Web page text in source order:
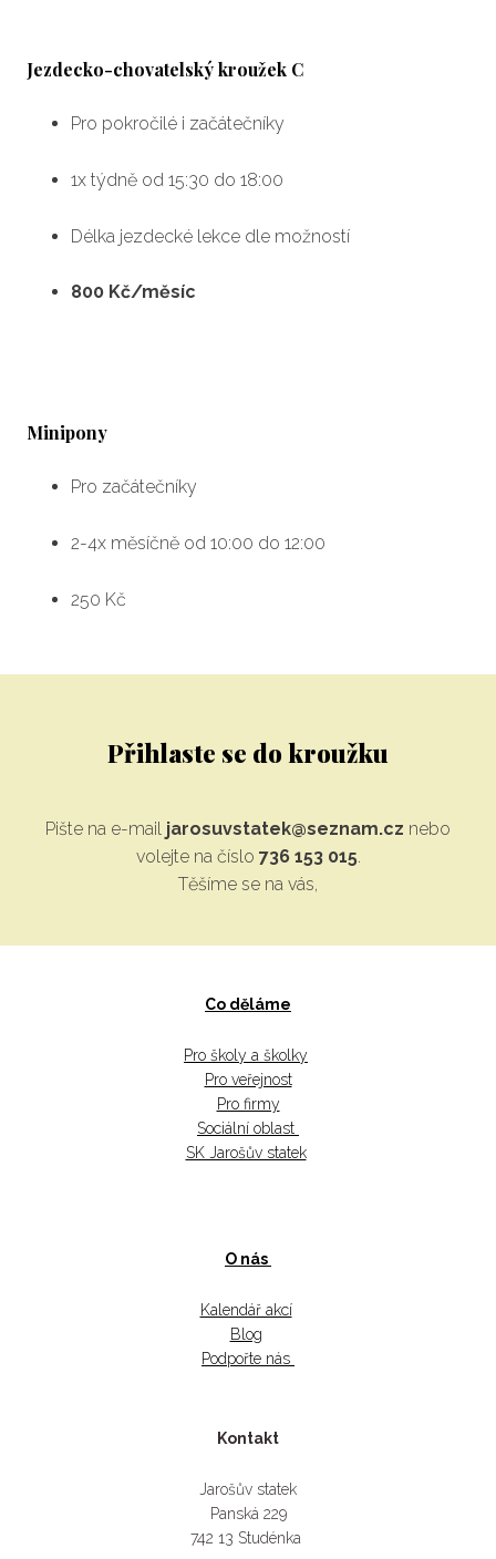
Jezdecko-chovatelský kroužek C
Pro pokročilé i začátečníky
1x týdně od 15:30 do 18:00
Délka jezdecké lekce dle možností
800 Kč/měsíc
Minipony
Pro začátečníky
2-4x měsíčně od 10:00 do 12:00
250 Kč
Přihlaste se do kroužku
Pište na e-mail jarosuvstatek@seznam.cz nebo
volejte na číslo 736 153 015.
Těšíme se na vás,
Co děláme
Pro školy a školky
Pro veřejnost
Pro firmy
Sociální oblast
SK Jarošův statek
O nás
Kalendář akcí
Blog
Podpořte nás
Kontakt
Jarošův statek
Panská 229
742 13 Studénka